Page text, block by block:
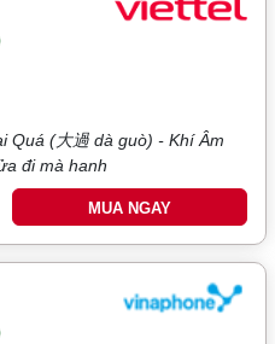
Quá (大過 dà guò) - Khí Âm
đi mà hanh
MUA NGAY